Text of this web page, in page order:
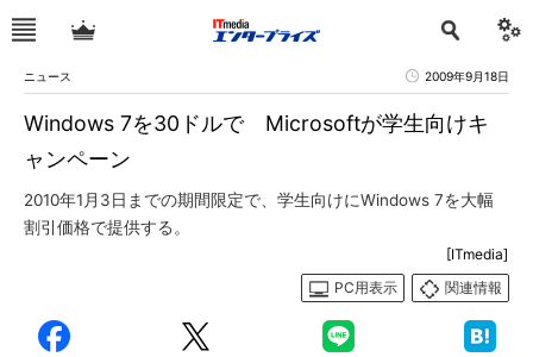
ニュース 2009年9月18日
Windows 7を30ドルで Microsoftが学生向けキ
ャンペーン
2010年1月3日までの期間限定で、学生向けにWindows 7を大幅
割引価格で提供する。
[ITmedia]
PC用表示
関連情報